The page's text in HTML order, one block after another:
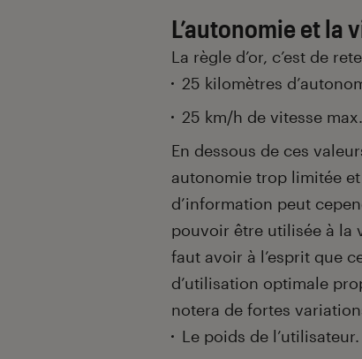
L’autonomie et la
La règle d’or, c’est de
25 kilomètres
25 km/h de vitesse max.
En dessous de ces
autonomie trop limitée
d’information peut
pouvoir être utilisée à la
faut avoir à l’esprit que
d’utilisation optimale
notera de fortes
Le poids de l’utilisateur.